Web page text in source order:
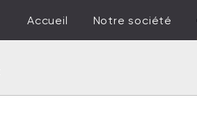
Accueil Notre société